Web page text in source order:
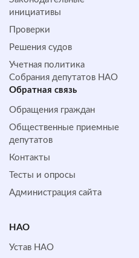
инициативы
Проверки
Решения судов
Учетная политика
Собрания депутатов НАО
Обратная cвязь
Обращения граждан
Общественные приемные
депутатов
Контакты
Тесты и опросы
Администрация сайта
НАО
Устав НАО